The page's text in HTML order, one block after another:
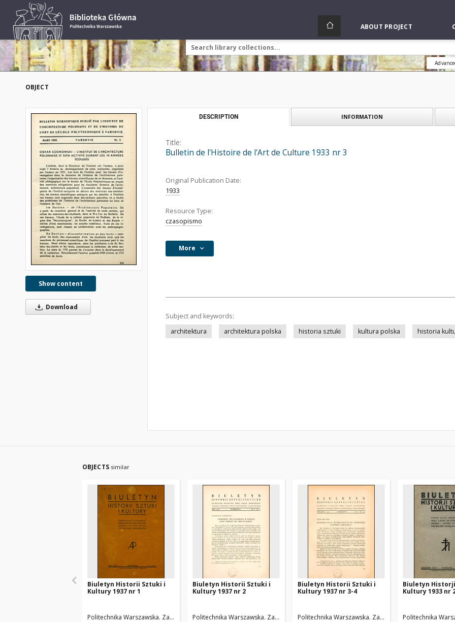
ABOUT PROJECT
OBJECT
Show content
Download
DESCRIPTION INFORMATION
Title:
Bulletin de l'Histoire de l'Art de Culture 1933 nr 3
Original Publication Date:
1933
Resource Type:
czasopismo
More
Subject and keywords:
architektura
architektura polska historia sztuki kultura polska historia
OBJECTS similar
Biuletyn Historii Sztuki i
Kultury 1937 nr 1
Politechnika Warszawska. Zakład Architektury Polskiej i Historii Sztuki
Biuletyn Historii Sztuki i
Kultury 1937 nr 2
Politechnika Warszawska. Zakład Architektury Polskiej i Historii Sztuki
Biuletyn Historii Sztuki i
Kultury 1937 nr 3-4
Politechnika Warszawska. Zakład Architektury Polskiej
Biuletyn
Kultury 1933 nr
Politechnika